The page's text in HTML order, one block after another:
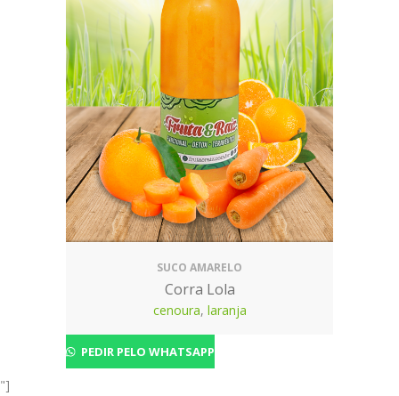
SUCO AMARELO
Corra Lola
cenoura, laranja
PEDIR PELO WHATSAPP
"]